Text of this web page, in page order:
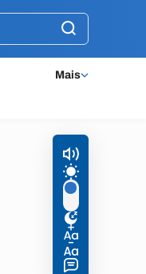
Mais